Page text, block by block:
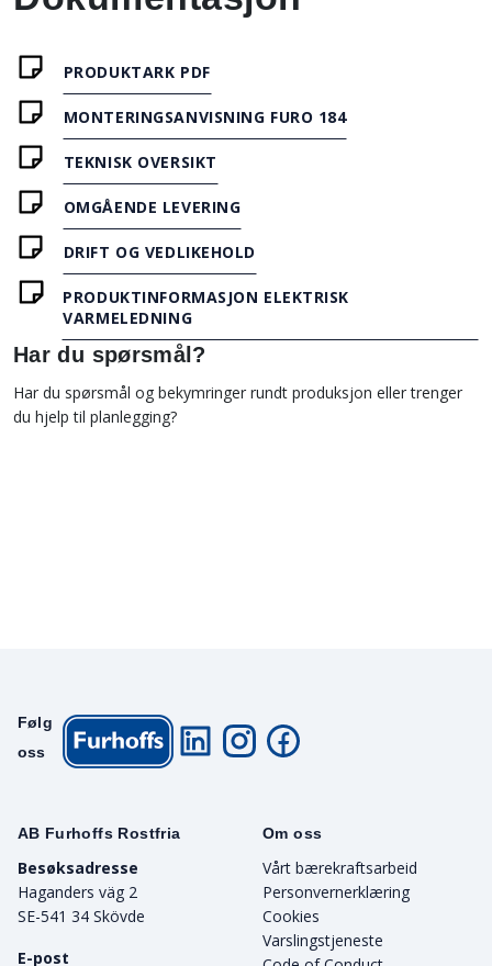
PRODUKTARK PDF
MONTERINGSANVISNING FURO 184
TEKNISK OVERSIKT
OMGÅENDE LEVERING
DRIFT OG VEDLIKEHOLD
PRODUKTINFORMASJON ELEKTRISK
VARMELEDNING
Har du spørsmål?
Har du spørsmål og bekymringer rundt produksjon eller trenger
du hjelp til planlegging?
AB Furhoffs Rostfria
Besøksadresse
Haganders väg 2
SE-541 34 Skövde
E-post
Om oss
Vårt bærekraftsarbeid
Personvernerklæring
Cookies
Varslingstjeneste
Følg
oss